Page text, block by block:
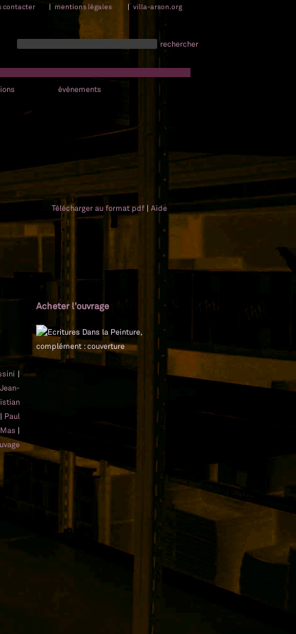
contacter | mentions légales | villa-arson.org
rechercher
événements
Télécharger au format pdf | Aide
Acheter l'ouvrage
|
Jean-
Paul
|